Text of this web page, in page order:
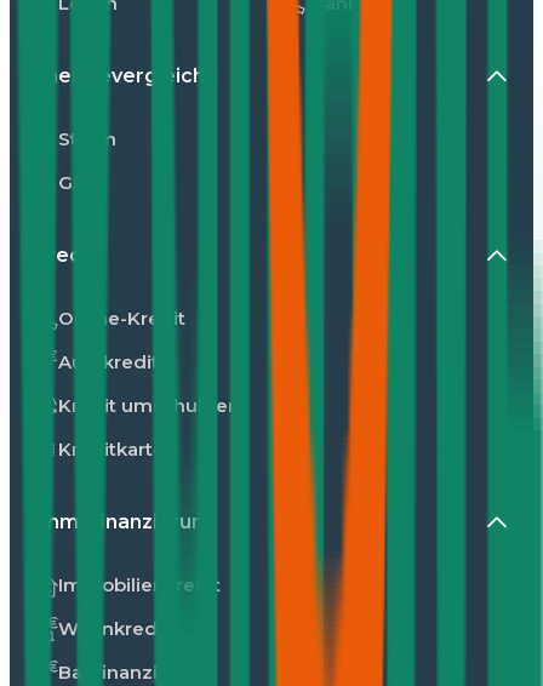
Energievergleiche
Strom
Gas
Kredit
Online-Kredit
Autokredit
Kredit umschulden
Kreditkarte
Immofinanzierung
Immobilienkredit
Wohnkredit
Baufinanzierung